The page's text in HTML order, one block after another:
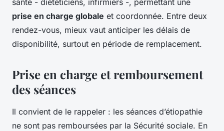
prise en charge globale et coordonnée. Entre deux
rendez-vous, mieux vaut anticiper les délais de
disponibilité, surtout en période de remplacement.
Prise en charge et remboursement
des séances
Il convient de le rappeler : les séances d’étiopathie
ne sont pas remboursées par la Sécurité sociale. En